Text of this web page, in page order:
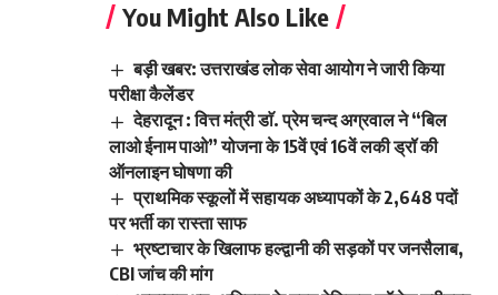
You Might Also Like
बड़ी खबर: उत्तराखंड लोक सेवा आयोग ने जारी किया
परीक्षा कैलेंडर
देहरादून : वित्त मंत्री डाॅ. प्रेम चन्द अग्रवाल ने “बिल
लाओ ईनाम पाओ” योजना के 15वें एवं 16वें लकी ड्रॉ की
ऑनलाइन घोषणा की
प्राथमिक स्कूलों में सहायक अध्यापकों के 2,648 पदों
पर भर्ती का रास्ता साफ
भ्रष्टाचार के खिलाफ हल्द्वानी की सड़कों पर जनसैलाब,
CBI जांच की मांग